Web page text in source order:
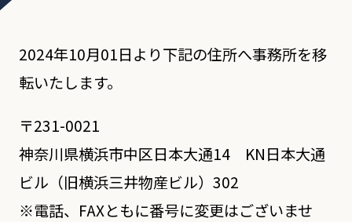
2024年10月01日より下記の住所へ事務所を移
転いたします。
〒231-0021
神奈川県横浜市中区日本大通14 KN日本大通
ビル（旧横浜三井物産ビル）302
※電話、FAXともに番号に変更はございませ